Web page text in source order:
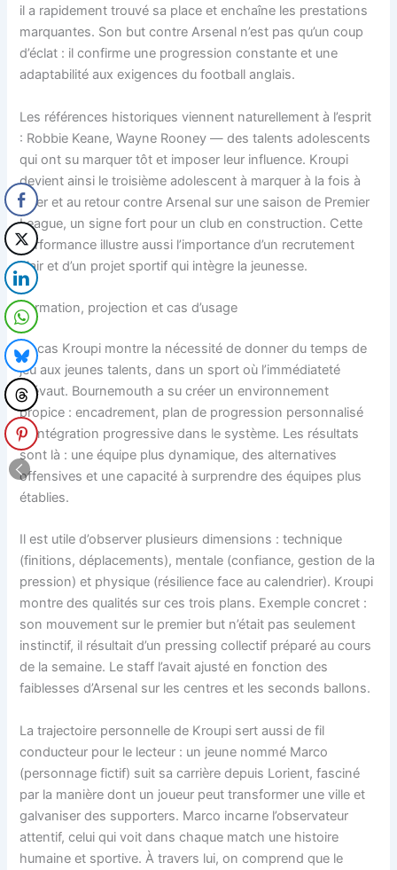
il a rapidement trouvé sa place et enchaîne les prestations
marquantes. Son but contre Arsenal n’est pas qu’un coup
d’éclat : il confirme une progression constante et une
adaptabilité aux exigences du football anglais.
Les références historiques viennent naturellement à l’esprit
: Robbie Keane, Wayne Rooney — des talents adolescents
qui ont su marquer tôt et imposer leur influence. Kroupi
devient ainsi le troisième adolescent à marquer à la fois à
l’aller et au retour contre Arsenal sur une saison de Premier
League, un signe fort pour un club en construction. Cette
performance illustre aussi l’importance d’un recrutement
clair et d’un projet sportif qui intègre la jeunesse.
Formation, projection et cas d’usage
Le cas Kroupi montre la nécessité de donner du temps de
jeu aux jeunes talents, dans un sport où l’immédiateté
prévaut. Bournemouth a su créer un environnement
propice : encadrement, plan de progression personnalisé
et intégration progressive dans le système. Les résultats
sont là : une équipe plus dynamique, des alternatives
offensives et une capacité à surprendre des équipes plus
établies.
Il est utile d’observer plusieurs dimensions : technique
(finitions, déplacements), mentale (confiance, gestion de la
pression) et physique (résilience face au calendrier). Kroupi
montre des qualités sur ces trois plans. Exemple concret :
son mouvement sur le premier but n’était pas seulement
instinctif, il résultait d’un pressing collectif préparé au cours
de la semaine. Le staff l’avait ajusté en fonction des
faiblesses d’Arsenal sur les centres et les seconds ballons.
La trajectoire personnelle de Kroupi sert aussi de fil
conducteur pour le lecteur : un jeune nommé Marco
(personnage fictif) suit sa carrière depuis Lorient, fasciné
par la manière dont un joueur peut transformer une ville et
galvaniser des supporters. Marco incarne l’observateur
attentif, celui qui voit dans chaque match une histoire
humaine et sportive. À travers lui, on comprend que le